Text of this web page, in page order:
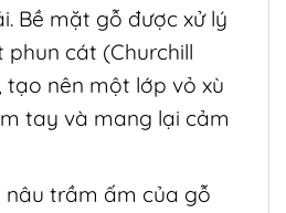
Bề mặt gỗ được xử lý
cát (Churchill
tạo nên một lớp vỏ xù
tay và mang lại cảm
nâu trầm ấm của gỗ